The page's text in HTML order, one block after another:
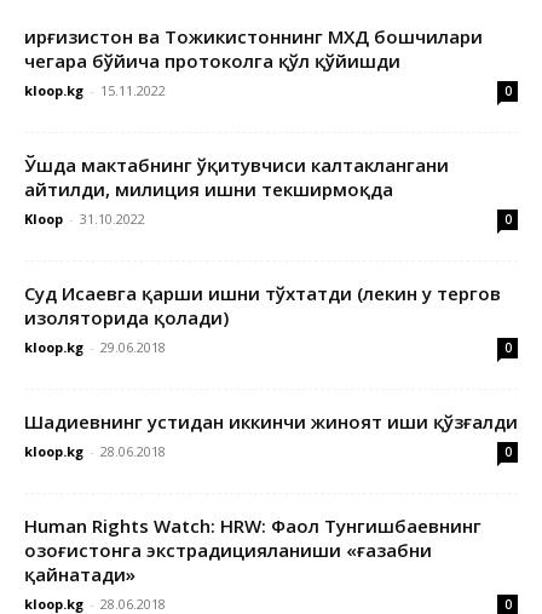
Қирғизистон ва Тожикистоннинг МХДҚ бошчилари
чегара бўйича протоколга қўл қўйишди
kloop.kg - 15.11.2022 0
Ўшда мактабнинг ўқитувчиси калтаклангани
айтилди, милиция ишни текширмоқда
Kloop - 31.10.2022 0
Суд Исаевга қарши ишни тўхтатди (лекин у тергов
изоляторида қолади)
kloop.kg - 29.06.2018 0
Шадиевнинг устидан иккинчи жиноят иши қўзғалди
kloop.kg - 28.06.2018 0
Human Rights Watch: HRW: Фаол Тунгишбаевнинг
Қозоғистонга экстрадицияланиши «ғазабни
қайнатади»
kloop.kg - 28.06.2018 0